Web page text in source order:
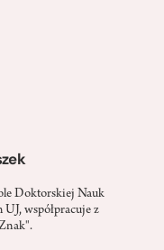
Doktorskiej Nauk
współpracuje z